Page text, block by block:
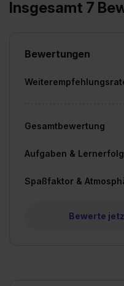
Insgesamt 7
Bewertungen
Gesamtbewertung
Aufgaben & Lernerfolg
Spaßfaktor &
Bewerte